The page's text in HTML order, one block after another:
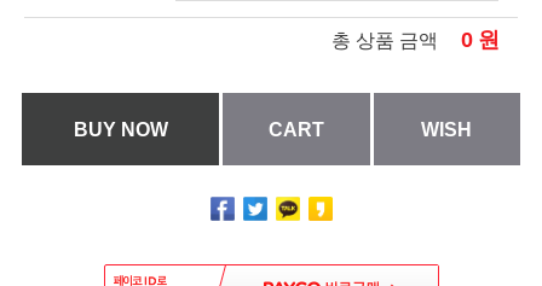
총 상품 금액 0 원
BUY NOW CART WISH